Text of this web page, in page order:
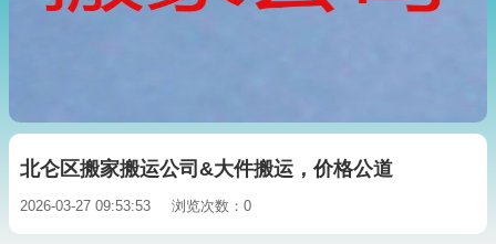
北仑区搬家搬运公司&大件搬运，价格公道
2026-03-27 09:53:53 浏览次数：0